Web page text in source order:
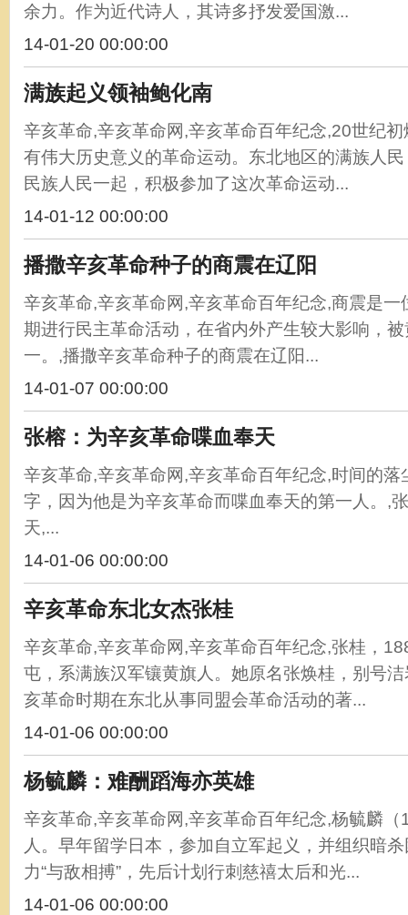
余力。作为近代诗人，其诗多抒发爱国激...
14-01-20 00:00:00
满族起义领袖鲍化南
辛亥革命,辛亥革命网,辛亥革命百年纪念,20世纪
有伟大历史意义的革命运动。东北地区的满族人
民族人民一起，积极参加了这次革命运动...
14-01-12 00:00:00
播撒辛亥革命种子的商震在辽阳
辛亥革命,辛亥革命网,辛亥革命百年纪念,商震是
期进行民主革命活动，在省内外产生较大影响，被
一。,播撒辛亥革命种子的商震在辽阳...
14-01-07 00:00:00
张榕：为辛亥革命喋血奉天
辛亥革命,辛亥革命网,辛亥革命百年纪念,时间的落
字，因为他是为辛亥革命而喋血奉天的第一人。,
天,...
14-01-06 00:00:00
辛亥革命东北女杰张桂
辛亥革命,辛亥革命网,辛亥革命百年纪念,张桂，
屯，系满族汉军镶黄旗人。她原名张焕桂，别号
亥革命时期在东北从事同盟会革命活动的著...
14-01-06 00:00:00
杨毓麟：难酬蹈海亦英雄
辛亥革命,辛亥革命网,辛亥革命百年纪念,杨毓麟
人。早年留学日本，参加自立军起义，并组织暗
力“与敌相搏”，先后计划行刺慈禧太后和光...
14-01-06 00:00:00